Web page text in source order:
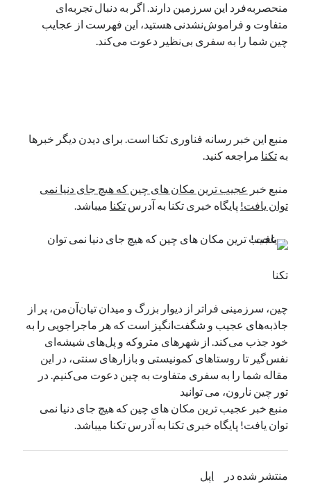
منحصربه‌فرد این سرزمین دارند. اگر به دنبال تجربه‌ای
متفاوت و فراموش‌نشدنی هستید، این فهرست از عجایب
چین شما را به سفری بی‌نظیر دعوت می‌کند.
منبع این خبر رسانه فناوری تکنا است. برای دیدن دیگر خبرها
بهتکنا مراجعه کنید.
منبع خبر عجیب ترین مکان های چین که هیچ جای دنیا نمی
توان یافت! پایگاه خبری تکنا به آدرستکنا میباشد.
تکنا
چین، سرزمینی فراتر از دیوار بزرگ و میدان تیان‌آن‌من، پر از
جاذبه‌های عجیب و شگفت‌انگیز است که هر ماجراجویی را به
خود جذب می‌کند. از شهرهای متروکه و پل‌های شیشه‌ای
نفس‌گیر تا روستاهای کمونیستی و بازارهای سنتی، در این
مقاله شما را به سفری متفاوت به چین دعوت می‌کنیم. در
تور چین نارون، می توانید
منبع خبر عجیب ترین مکان های چین که هیچ جای دنیا نمی
توان یافت! پایگاه خبری تکنا به آدرس تکنا میباشد.
منتشر شده در اپل